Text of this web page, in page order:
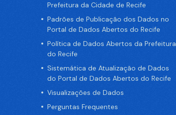
Prefeitura da Cidade de Recife
Padrões de Publicação dos Dados no
Portal de Dados Abertos do Recife
Política de Dados Abertos da Prefeitura
do Recife
Sistemática de Atualização de Dados
do Portal de Dados Abertos do Recife
Visualizações de Dados
Perguntas Frequentes